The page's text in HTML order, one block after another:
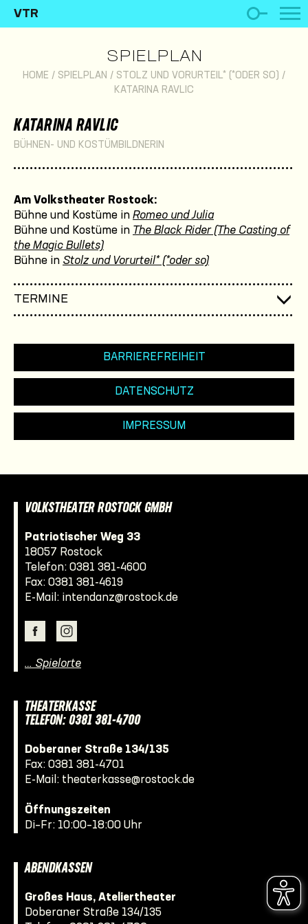
VTR
SPIELPLAN
HOME / SPIELPLAN / STOLZ UND VORURTEIL* (*ODER SO)
/
KATARINA RAVLIC
KATARINA RAVLIC
BÜHNEN- UND KOSTÜMBILDNERIN
Am Volkstheater Rostock:
Bühne und Kostüme in Romeo und Julia
Bühne und Kostüme in The Black Rider (The Casting of
the Magic Bullets)
Bühne in Stolz und Vorurteil* (*oder so)
TERMINE
BARRIEREFREIHEIT
DATENSCHUTZ
IMPRESSUM
VOLKSTHEATER ROSTOCK GMBH
Patriotischer Weg 33
18057 Rostock
Telefon: 0381 381-4600
Fax: 0381 381-4619
E-Mail: intendanz@rostock.de
… Spielorte
THEATERKASSE
TELEFON: 0381 381-4700
Doberaner Straße 134/135
Fax: 0381 381-4701
E-Mail: theaterkasse@rostock.de
Öffnungszeiten
Di–Fr: 10:00–18:00 Uhr
ABENDKASSEN
Großes Haus, Ateliertheater
Doberaner Straße 134/135